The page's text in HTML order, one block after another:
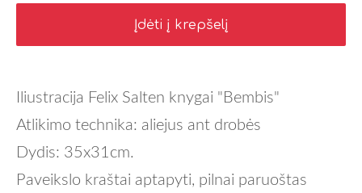
Įdėti į krepšelį
Iliustracija Felix Salten knygai "Bembis"
Atlikimo technika: aliejus ant drobės
Dydis: 35x31cm.
Paveikslo kraštai aptapyti, pilnai paruoštas